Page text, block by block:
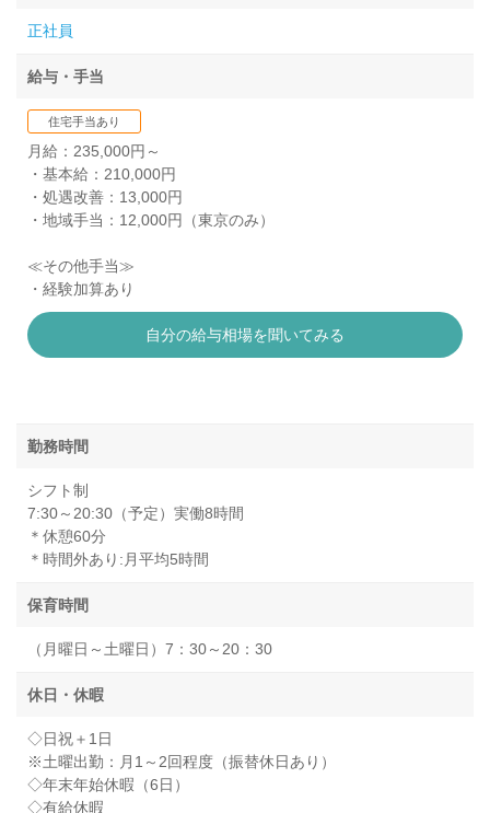
正社員
給与・手当
住宅手当あり
月給：235,000円～
・基本給：210,000円
・処遇改善：13,000円
・地域手当：12,000円（東京のみ）
≪その他手当≫
・経験加算あり
自分の給与相場を聞いてみる
勤務時間
シフト制
7:30～20:30（予定）実働8時間
＊休憩60分
＊時間外あり:月平均5時間
保育時間
（月曜日～土曜日）7：30～20：30
休日・休暇
◇日祝＋1日
※土曜出勤：月1～2回程度（振替休日あり）
◇年末年始休暇（6日）
◇有給休暇